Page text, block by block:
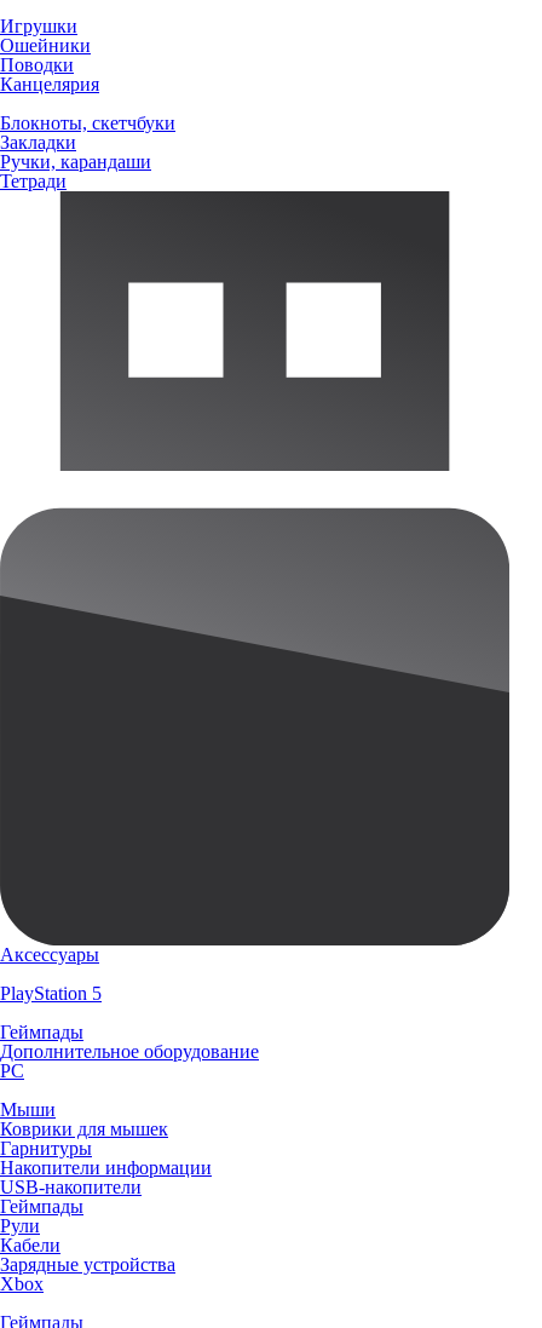
Игрушки
Ошейники
Поводки
Канцелярия
Блокноты, скетчбуки
Закладки
Ручки, карандаши
Тетради
Аксессуары
PlayStation 5
Геймпады
Дополнительное оборудование
PC
Мыши
Коврики для мышек
Гарнитуры
Накопители информации
USB-накопители
Геймпады
Рули
Кабели
Зарядные устройства
Xbox
Геймпады